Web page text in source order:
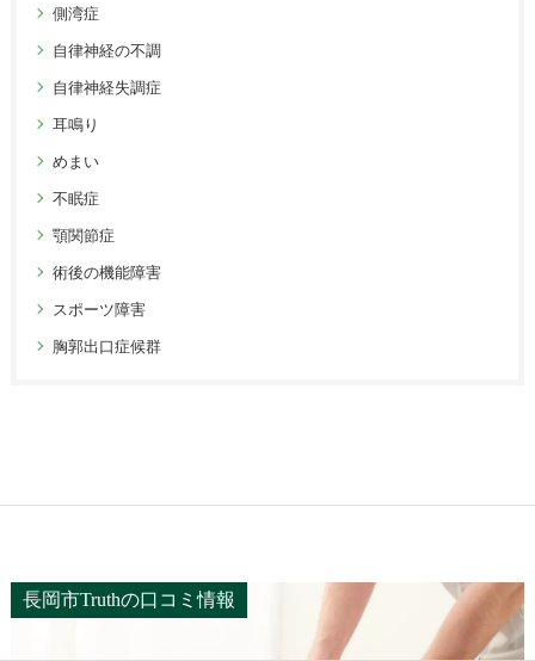
側湾症
自律神経の不調
自律神経失調症
耳鳴り
めまい
不眠症
顎関節症
術後の機能障害
スポーツ障害
胸郭出口症候群
長岡市Truthの口コミ情報